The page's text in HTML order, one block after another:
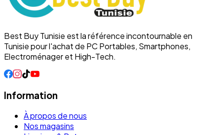
Best Buy Tunisie est la référence incontournable en
Tunisie pour l'achat de PC Portables, Smartphones,
Electroménager et High-Tech.
Information
À propos de nous
Nos magasins